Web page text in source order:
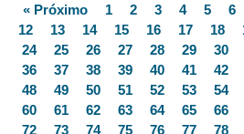
« Próximo 1 2 3 4 5 6
12
13 14 15 16 17 18
24
25 26 27 28 29 30
36
37 38 39 40 41 42
48
49 50 51 52 53 54
60
61 62 63 64 65 66
72
73 74 75 76 77 78